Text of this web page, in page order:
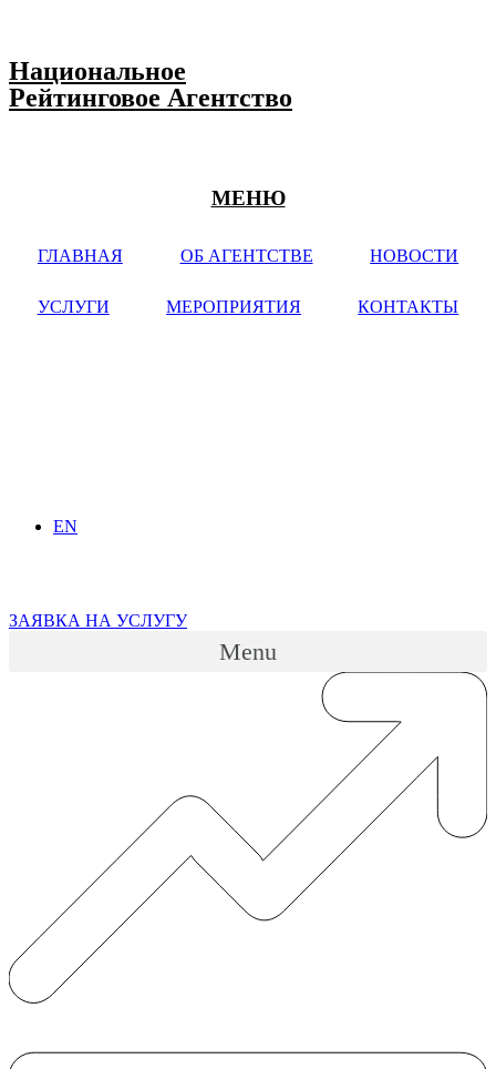
Национальное
Рейтинговое Агентство
МЕНЮ
ГЛАВНАЯ ОБ АГЕНТСТВЕ НОВОСТИ
УСЛУГИ МЕРОПРИЯТИЯ КОНТАКТЫ
EN
ЗАЯВКА НА УСЛУГУ
Menu